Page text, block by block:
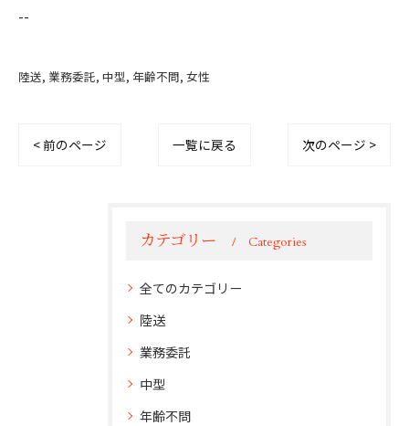
--
陸送 業務委託 中型 年齢不問 女性
< 前のページ 一覧に戻る 次のページ >
カテゴリー Categories
全てのカテゴリー
陸送
業務委託
中型
年齢不問